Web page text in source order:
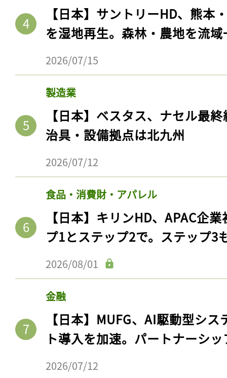
【日本】サントリーHD、熊本
を湿地再生。森林・農地を流
2026/07/15
製造業
【日本】ベスタス、ナセル最
治具・設備拠点は北九州
2026/07/12
食品・消費財・アパレル
【日本】キリンHD、APAC企
プ1とステップ2で。ステップ3
2026/08/01
金融
【日本】MUFG、AI駆動型シ
ト導入を加速。パートナーシ
2026/07/12